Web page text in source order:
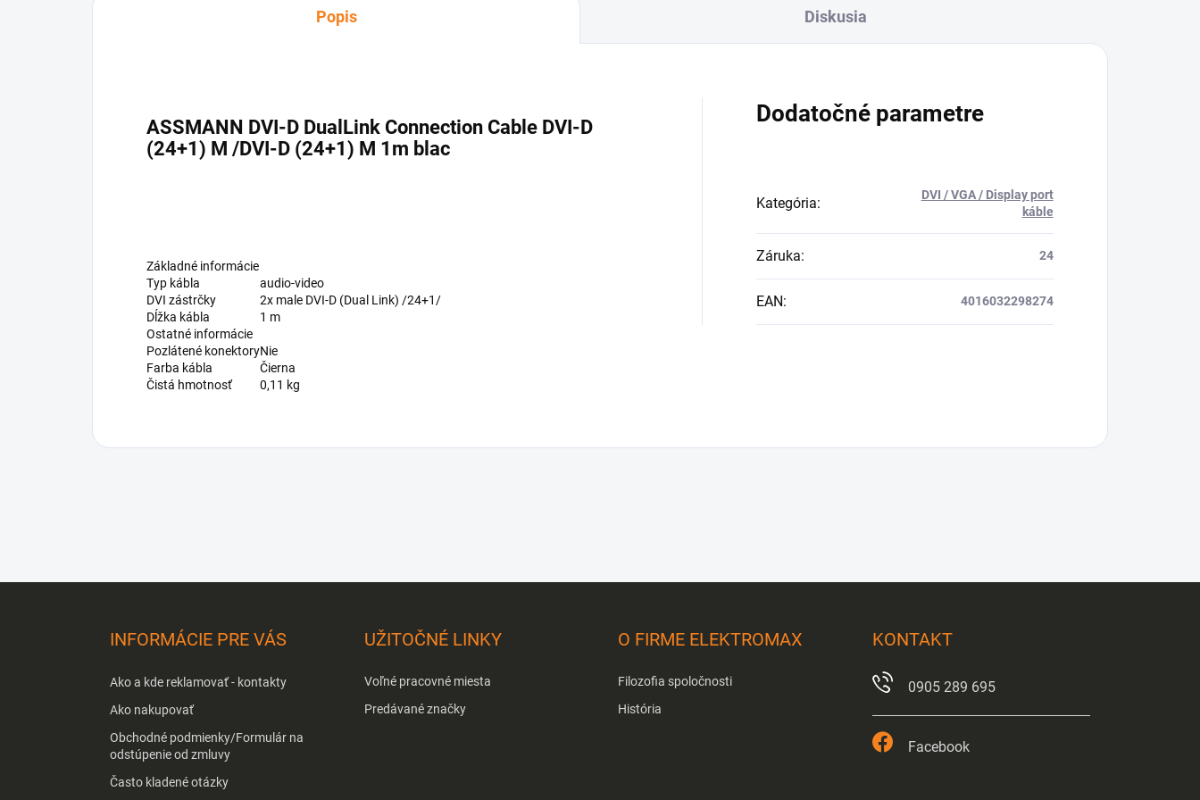
Popis Diskusia
ASSMANN DVI-D DualLink Connection Cable DVI-D
(24+1) M /DVI-D (24+1) M 1m blac
Základné informácie
Typ kábla
audio-video
DVI zástrčky
2x male DVI-D (Dual Link) /24+1/
Dĺžka kábla
1 m
Ostatné informácie
Pozlátené konektoryNie
Farba kábla
Čierna
Čistá hmotnosť
0,11 kg
Dodatočné parametre
Kategória:
DVI / VGA / Display port
káble
Záruka: 24
EAN: 4016032298274
INFORMÁCIE PRE VÁS
Ako a kde reklamovať - kontakty
Ako nakupovať
Obchodné podmienky/Formulár na
odstúpenie od zmluvy
Často kladené otázky
UŽITOČNÉ LINKY
Voľné pracovné miesta
Predávané značky
O FIRME ELEKTROMAX
Filozofia spoločnosti
História
KONTAKT
0905 289 695
Facebook